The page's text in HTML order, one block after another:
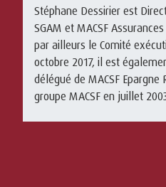
Stéphane Dessirier est
SGAM et MACSF
par ailleurs le Comité
octobre 2017, il est
délégué de MACSF Epargne
groupe MACSF en juillet